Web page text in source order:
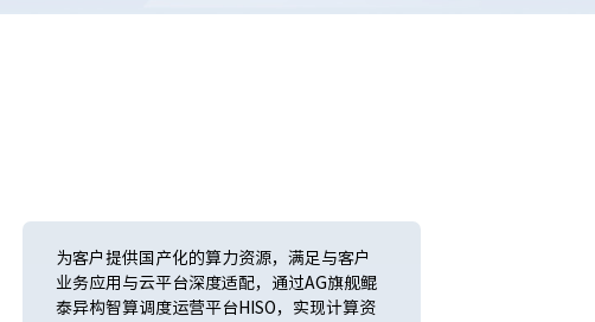
为客户提供国产化的算力资源，满足与客户
业务应用与云平台深度适配，通过AG旗舰鲲
泰异构智算调度运营平台HISO，实现计算资